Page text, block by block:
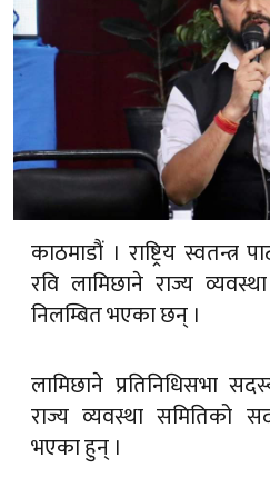
काठमाडौं । राष्ट्रिय स्वतन्त्र
रवि लामिछाने राज्य
निलम्बित भएका छन् ।
लामिछाने प्रतिनिधिसभा
राज्य व्यवस्था समितिको
भएका हुन् ।